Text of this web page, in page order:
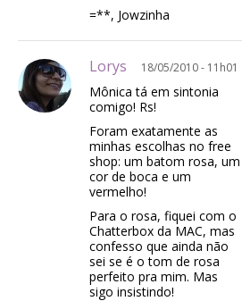
=**, Jowzinha
Lorys 18/05/2010 - 11h01
Mônica tá em sintonia
comigo! Rs!
Foram exatamente as
minhas escolhas no free
shop: um batom rosa, um
cor de boca e um
vermelho!
Para o rosa, fiquei com o
Chatterbox da MAC, mas
confesso que ainda não
sei se é o tom de rosa
perfeito pra mim. Mas
sigo insistindo!